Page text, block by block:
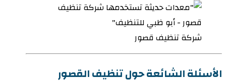
شركة تنظيف قصور
الأسئلة الشائعة حول تنظيف القصور